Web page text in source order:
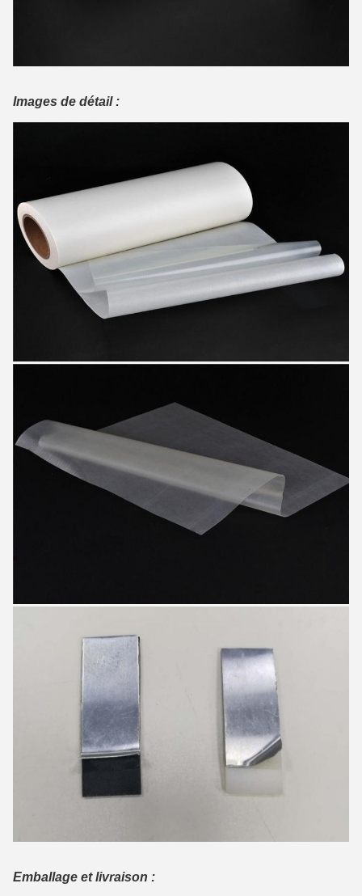
Images de détail :
Emballage et livraison :